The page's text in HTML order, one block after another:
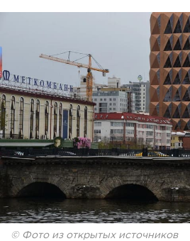
© Фото из открытых источников